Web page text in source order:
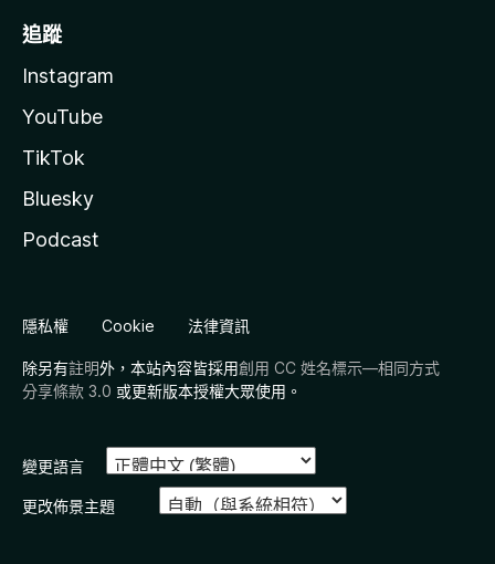
追蹤
Instagram
YouTube
TikTok
Bluesky
Podcast
隱私權 Cookie 法律資訊
除另有註明外，本站內容皆採用創用 CC 姓名標示—相同方式
分享條款 3.0 或更新版本授權大眾使用。
變更語言
更改佈景主題